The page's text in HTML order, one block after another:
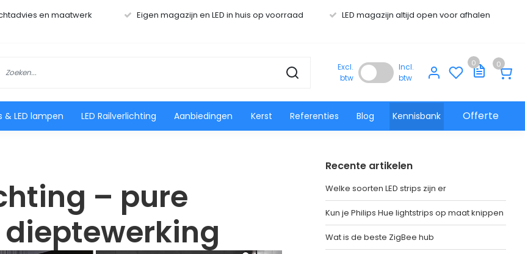
en maatwerk Eigen magazijn en LED in huis op voorraad LED magazijn altijd open voor afhalen
Excl.
btw
Incl.
btw
0 0
& LED lampen LED Railverlichting Aanbiedingen Kerst Referenties Blog Kennisbank Offerte
– pure
Recente artikelen
Welke soorten LED strips zijn er
Kun je Philips Hue lightstrips op maat knippen
Wat is de beste ZigBee hub